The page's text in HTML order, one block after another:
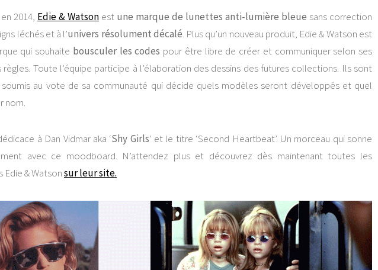
2014, Edie & Watson est une marque de lunettes anti-lumière bleue sans correction
léchés et à l’univers résolument décalé. Plus qu’un nouveau produit, Edie & Watson est
qui souhaite bousculer les codes pour être libre de créer et communiquer selon ses
règles. Toute l’équipe participe à l’élaboration des dessins des futures collections. Ils sont
soumis au vote de sa communauté qui décide quels modèles seront développés et quel
nom.
à Dan Vidmar aka ‘Shy Girls‘ et le titre ‘Second Heartbeat’. Un morceau qui sonne
avec ce moodboard. N’attendez plus et découvrez dès maintenant toutes les
Edie & Watsonsur leur site.